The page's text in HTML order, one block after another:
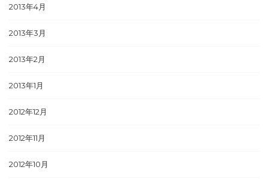
2013年4月
2013年3月
2013年2月
2013年1月
2012年12月
2012年11月
2012年10月